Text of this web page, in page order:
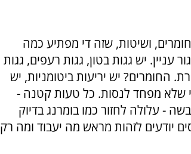
ושיטות, שזה די מפתיע כמה
יש גגות בטון, גגות רעפים, גגות
החומרים? יש יריעות ביטומניות, יש
שלא מפחד לנסות. כל טעות קטנה -
- עלולה לחזור כמו בומרנג בדיוק
יודעים לזהות מראש מה יעבוד ומה רק